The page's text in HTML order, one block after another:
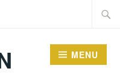
MENU